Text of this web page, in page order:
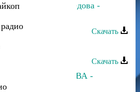
и Гидаят Магомедова -
Скачать
- ЧарукIен
Скачать
и Д.ОМАРОВА -